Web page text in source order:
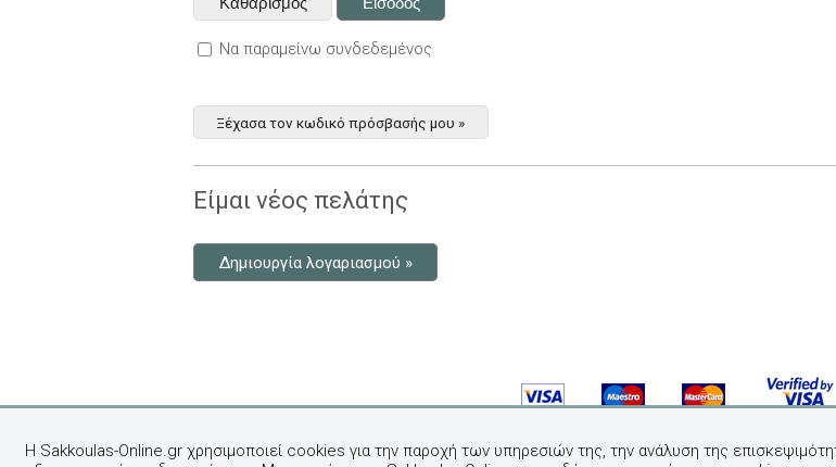
Να παραμείνω συνδεδεμένος
Ξέχασα τον κωδικό πρόσβασής μου »
Είμαι νέος πελάτης
Δημιουργία λογαριασμού »
Η Sakkoulas-Online.gr χρησιμοποιεί cookies για την παροχή των υπηρεσιών της, την ανάλυση της